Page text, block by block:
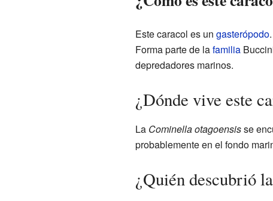
Este caracol es un gasterópodo
Forma parte de lafamilia
depredadores marinos.
¿Dónde vive este
La Cominella otagoensisse
probablemente en el fondo
¿Quién descubrió